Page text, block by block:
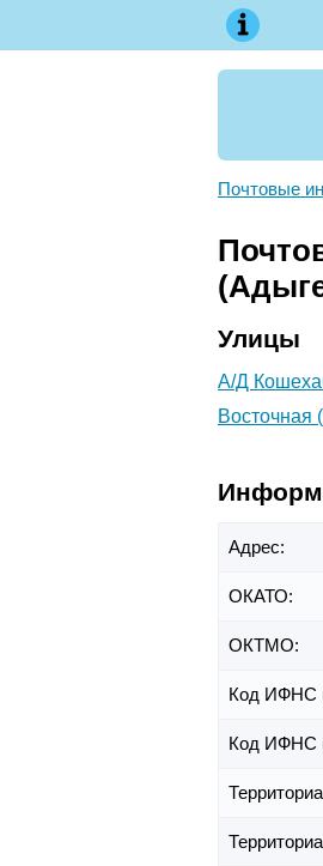
Почтовые
Улицы
А/Д
Восточная
Адрес:
ОКАТО:
ОКТМО:
Код ИФНС
Код ИФНС